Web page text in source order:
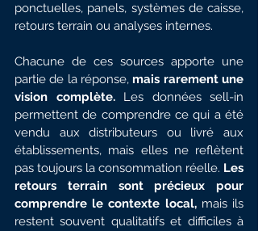
ponctuelles, panels, systèmes de caisse,
retours terrain ou analyses internes.
Chacune de ces sources apporte une
partie de la réponse, mais rarement une
vision complète. Les données sell-in
permettent de comprendre ce qui a été
vendu aux distributeurs ou livré aux
établissements, mais elles ne reflètent
pas toujours la consommation réelle. Les
retours terrain sont précieux pour
comprendre le contexte local, mais ils
restent souvent qualitatifs et difficiles à